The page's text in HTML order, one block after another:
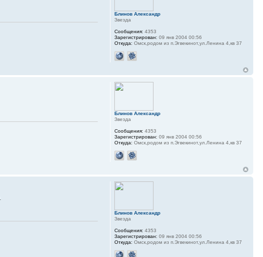
Блинов Александр
Звезда
Сообщения: 4353
Зарегистрирован: 09 янв 2004 00:56
Откуда: Омск,родом из п.Эгвекинот,ул.Ленина 4,кв 37
Блинов Александр
Звезда
Сообщения: 4353
Зарегистрирован: 09 янв 2004 00:56
Откуда: Омск,родом из п.Эгвекинот,ул.Ленина 4,кв 37
Блинов Александр
Звезда
Сообщения: 4353
Зарегистрирован: 09 янв 2004 00:56
Откуда: Омск,родом из п.Эгвекинот,ул.Ленина 4,кв 37